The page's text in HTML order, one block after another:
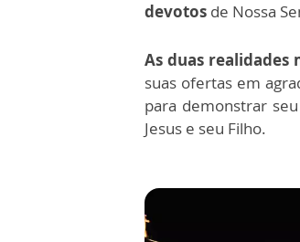
devotos de Nossa
As duas realidades
suas ofertas em
para demonstrar
Jesus e seu Filho.